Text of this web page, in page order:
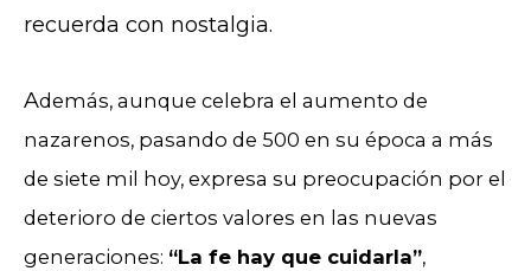
recuerda con nostalgia.
Además, aunque celebra el aumento de
nazarenos, pasando de 500 en su época a más
de siete mil hoy, expresa su preocupación por el
deterioro de ciertos valores en las nuevas
generaciones: “La fe hay que cuidarla”,